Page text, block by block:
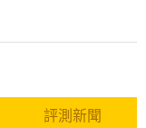
評測新聞